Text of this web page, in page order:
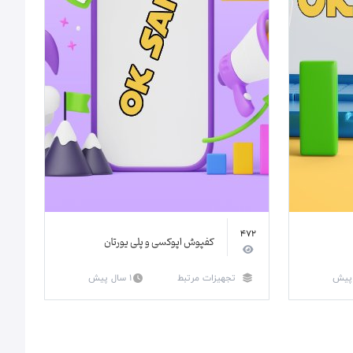
472 کفپوش اپوکسی و پلی یورتان
تجهیزات مرتبط 1 سال پیش